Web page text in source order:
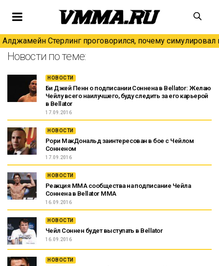
Алджамейн Стерлинг проговорился, почему симулировал
Новости по теме:
НОВОСТИ
Би Джей Пенн о подписании Соннена в Bellator: Желаю
Чейлу всего наилучшего, буду следить за его карьерой
в Bellator
17.09.2016
НОВОСТИ
Рори МакДональд заинтересован в бое с Чейлом
Сонненом
17.09.2016
НОВОСТИ
Реакция ММА сообщества на подписание Чейла
Соннена в Bellator MMA
16.09.2016
НОВОСТИ
Чейл Соннен будет выступать в Bellator
16.09.2016
НОВОСТИ